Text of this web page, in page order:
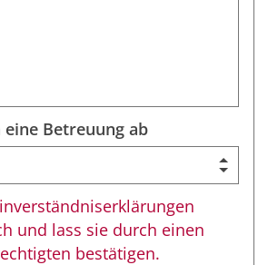
Betreuung ab
und lass sie durch einen
bestätigen.